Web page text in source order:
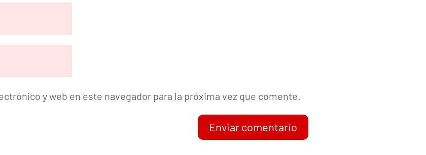
y web en este navegador para la próxima vez que comente.
Enviar comentario